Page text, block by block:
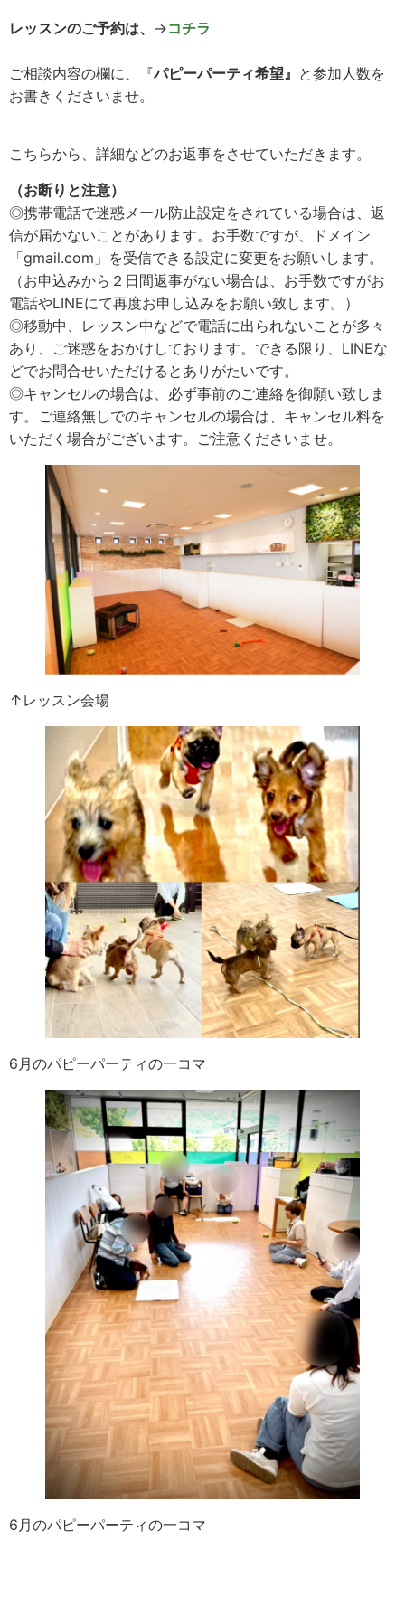
レッスンのご予約は、 →コチラ
ご相談内容の欄に、『パピーパーティ希望』 と参加人数を
お書きくださいませ。
こちらから、詳細などのお返事をさせていただきます。
（お断りと注意）
◎携帯電話で迷惑メール防止設定をされている場合は、返
信が届かないことがあります。お手数ですが、ドメイン
「gmail.com」を受信できる設定に変更をお願いします。
（お申込みから２日間返事がない場合は、お手数ですがお
電話やLINEにて再度お申し込みをお願い致します。）
◎移動中、レッスン中などで電話に出られないことが多々
あり、ご迷惑をおかけしております。できる限り、LINEな
どでお問合せいただけるとありがたいです。
◎キャンセルの場合は、必ず事前のご連絡を御願い致しま
す。ご連絡無しでのキャンセルの場合は、キャンセル料を
いただく場合がございます。ご注意くださいませ。
↑レッスン会場
6月のパピーパーティの一コマ
6月のパピーパーティの一コマ